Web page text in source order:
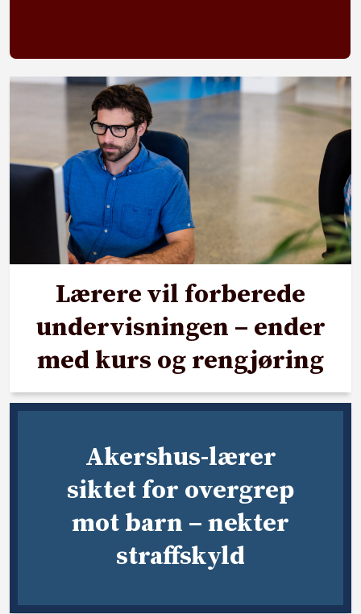
Lærere vil forberede
undervisningen – ender
med kurs og rengjøring
Akershus-lærer
siktet for overgrep
mot barn – nekter
straffskyld